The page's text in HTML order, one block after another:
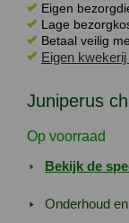
Juniperus
Op voorraad
Alps'
50
cm
Eigen
Lage
Betaal veilig
Eigen
Bekijk de
Onderhoud